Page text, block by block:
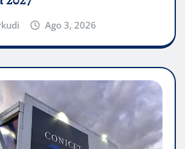
Ago 3, 2026